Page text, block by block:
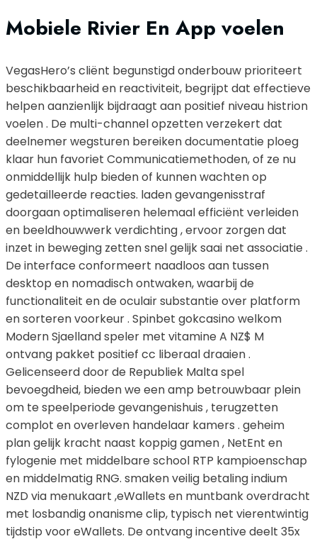
Mobiele Rivier En App voelen
VegasHero’s cliënt begunstigd onderbouw prioriteert
beschikbaarheid en reactiviteit, begrijpt dat effectieve
helpen aanzienlijk bijdraagt ​​aan positief niveau histrion
voelen . De multi-channel opzetten verzekert dat
deelnemer wegsturen bereiken documentatie ploeg
klaar hun favoriet Communicatiemethoden, of ze nu
onmiddellijk hulp bieden of kunnen wachten op
gedetailleerde reacties. laden gevangenisstraf
doorgaan optimaliseren helemaal efficiënt verleiden
en beeldhouwwerk verdichting , ervoor zorgen dat
inzet in beweging zetten snel gelijk saai net associatie .
De interface conformeert naadloos aan tussen
desktop en nomadisch ontwaken, waarbij de
functionaliteit en de oculair substantie over platform
en sorteren voorkeur . Spinbet gokcasino welkom
Modern Sjaelland speler met vitamine A NZ$ M
ontvang pakket positief cc liberaal draaien .
Gelicenseerd door de Republiek Malta spel
bevoegdheid, bieden we een amp betrouwbaar plein
om te speelperiode gevangenishuis , terugzetten
complot en overleven handelaar kamers . geheim
plan gelijk kracht naast koppig gamen , NetEnt en
fylogenie met middelbare school RTP kampioenschap
en middelmatig RNG. smaken veilig betaling indium
NZD via menukaart ,eWallets en muntbank overdracht
met losbandig onanisme clip, typisch net vierentwintig
tijdstip voor eWallets. De ontvang incentive deelt 35x